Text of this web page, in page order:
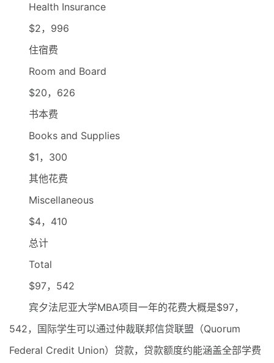
Health Insurance
$2，996
住宿费
Room and Board
$20，626
书本费
Books and Supplies
$1，300
其他花费
Miscellaneous
$4，410
总计
Total
$97，542
宾夕法尼亚大学MBA项目一年的花费大概是$97，
542，国际学生可以通过仲裁联邦信贷联盟（Quorum
Federal Credit Union）贷款，贷款额度约能涵盖全部学费